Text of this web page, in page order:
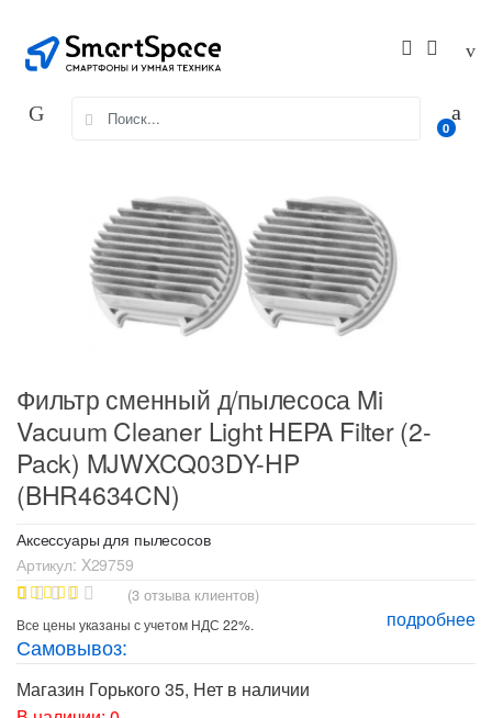
navigation
content
for:
0
Фильтр сменный д/пылесоса Mi
Vacuum Cleaner Light HEPA Filter (2-
Pack) MJWXCQ03DY-HP
(BHR4634CN)
Аксессуары для пылесосов
Артикул: X29759
Рейтинг
5.00из 5
на основе
опроса
2
пользовате
лей
(3 отзыва клиентов)
подробнее
Все цены указаны с учетом НДС 22%.
Самовывоз:
Магазин Горького 35, Нет в наличии